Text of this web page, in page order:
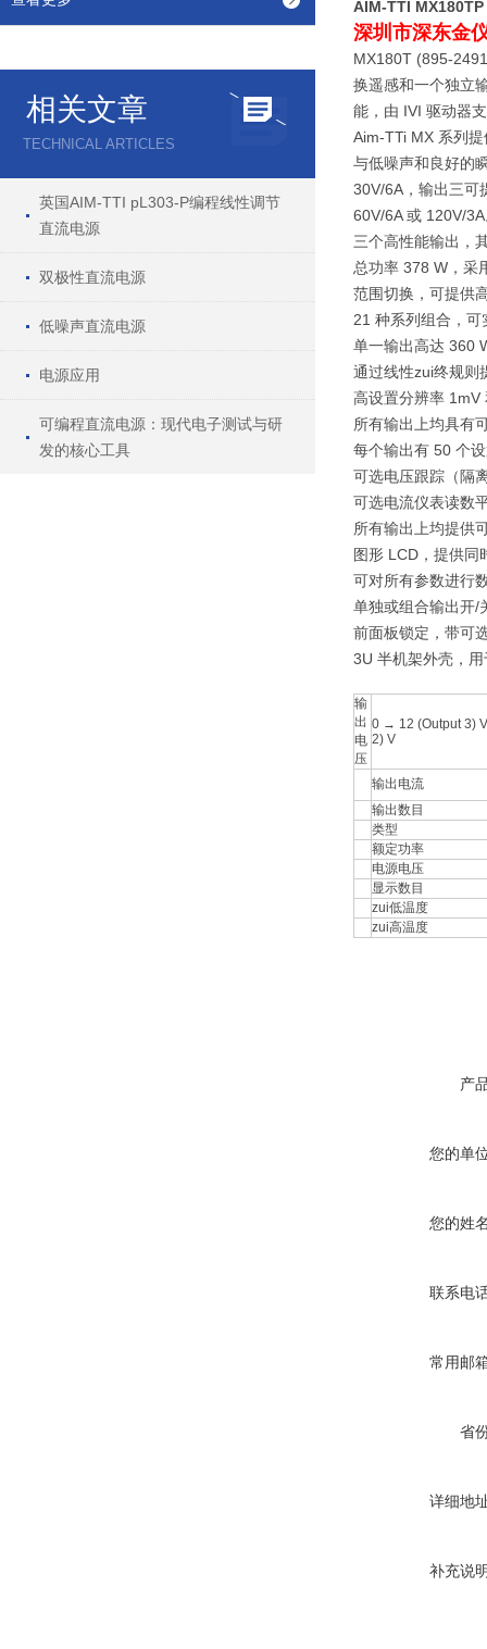
相关文章
TECHNICAL ARTICLES
英国AIM-TTI pL303-P编程线性调节
直流电源
双极性直流电源
低噪声直流电源
电源应用
可编程直流电源：现代电子测试与研
发的核心工具
AIM-TTI
深圳市深东金
MX180T (895-
换遥感和一个独立
能，由 IVI 驱动器
Aim-TTi MX 系列
与低噪声和良好的
30V/6A，输出三可
60V/6A 或 120V/
三个高性能输出，
总功率 378 W，采
范围切换，可提供
21 种系列组合，
单一输出高达 360
通过线性zui终规则
高设置分辨率 1mV
所有输出上均具有
每个输出有 50 个
可选电压跟踪（隔
可选电流仪表读数
所有输出上均提供
图形 LCD，提供同
可对所有参数进行
单独或组合输出开/
前面板锁定，带可
3U 半机架外壳，
输
出
电
压
0 → 12 (Output 3)
2) V
输出电流
输出数目
类型
额定功率
电源电压
显示数目
zui低温度
zui高温度
产
您的单
您的姓
联系电
常用邮
省
详细地
补充说